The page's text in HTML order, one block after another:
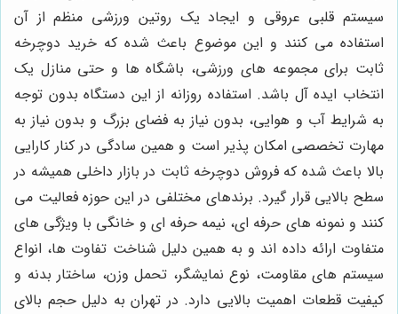
سیستم قلبی عروقی و ایجاد یک روتین ورزشی منظم از آن
استفاده می کنند و این موضوع باعث شده که خرید دوچرخه
ثابت برای مجموعه های ورزشی، باشگاه ها و حتی منازل یک
انتخاب ایده آل باشد. استفاده روزانه از این دستگاه بدون توجه
به شرایط آب و هوایی، بدون نیاز به فضای بزرگ و بدون نیاز به
مهارت تخصصی امکان پذیر است و همین سادگی در کنار کارایی
بالا باعث شده که فروش دوچرخه ثابت در بازار داخلی همیشه در
سطح بالایی قرار گیرد. برندهای مختلفی در این حوزه فعالیت می
کنند و نمونه های حرفه ای، نیمه حرفه ای و خانگی با ویژگی های
متفاوت ارائه داده اند و به همین دلیل شناخت تفاوت ها، انواع
سیستم های مقاومت، نوع نمایشگر، تحمل وزن، ساختار بدنه و
کیفیت قطعات اهمیت بالایی دارد. در تهران به دلیل حجم بالای